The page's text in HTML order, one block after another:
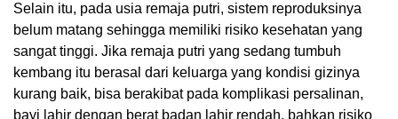
Selain itu, pada usia remaja putri, sistem reproduksinya
belum matang sehingga memiliki risiko kesehatan yang
sangat tinggi. Jika remaja putri yang sedang tumbuh
kembang itu berasal dari keluarga yang kondisi gizinya
kurang baik, bisa berakibat pada komplikasi persalinan,
bayi lahir dengan berat badan lahir rendah, bahkan risiko